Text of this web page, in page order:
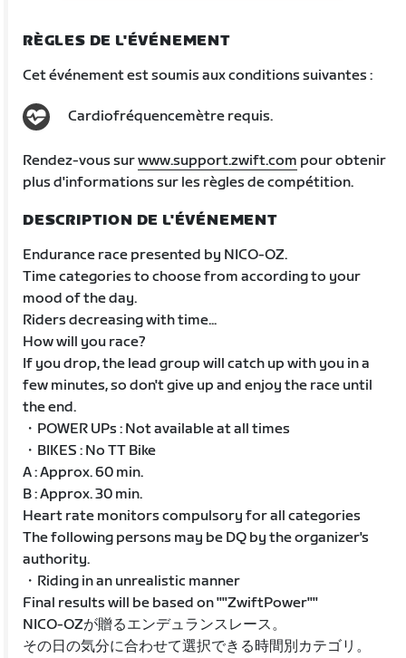
RÈGLES DE L'ÉVÉNEMENT
Cet événement est soumis aux conditions suivantes :
Cardiofréquencemètre requis.
Rendez-vous surwww.support.zwift.com pour obtenir
plus d'informations sur les règles de compétition.
DESCRIPTION DE L'ÉVÉNEMENT
Endurance race presented by NICO-OZ.
Time categories to choose from according to your
mood of the day.
Riders decreasing with time...
How will you race?
If you drop, the lead group will catch up with you in a
few minutes, so don't give up and enjoy the race until
the end.
・POWER UPs : Not available at all times
・BIKES : No TT Bike
A : Approx. 60 min.
B : Approx. 30 min.
Heart rate monitors compulsory for all categories
The following persons may be DQ by the organizer's
authority.
・Riding in an unrealistic manner
Final results will be based on ""ZwiftPower""
NICO-OZが贈るエンデュランスレース。
その日の気分に合わせて選択できる時間別カテゴリ。